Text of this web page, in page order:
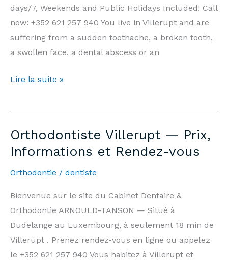
Tanson
Luxembourg
days/7, Weekends and Public Holidays Included! Call
now: +352 621 257 940 You live in Villerupt and are
suffering from a sudden toothache, a broken tooth,
a swollen face, a dental abscess or an
Emergency
Villerupt
7
days/7,
Weekends
Public
Holidays
|
Arnould-
Tanson
Lire la suite »
Orthodontiste Villerupt — Prix,
Informations et Rendez-vous
Orthodontie / dentiste
Bienvenue sur le site du Cabinet Dentaire &
Orthodontie ARNOULD-TANSON — Situé à
Dudelange au Luxembourg, à seulement 18 min de
Villerupt . Prenez rendez-vous en ligne ou appelez
le +352 621 257 940 Vous habitez à Villerupt et